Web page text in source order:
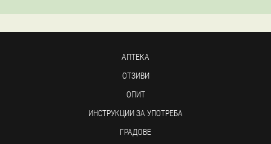
АПТЕКА
ОТЗИВИ
ОПИТ
ИНСТРУКЦИИ ЗА УПОТРЕБА
ГРАДОВЕ